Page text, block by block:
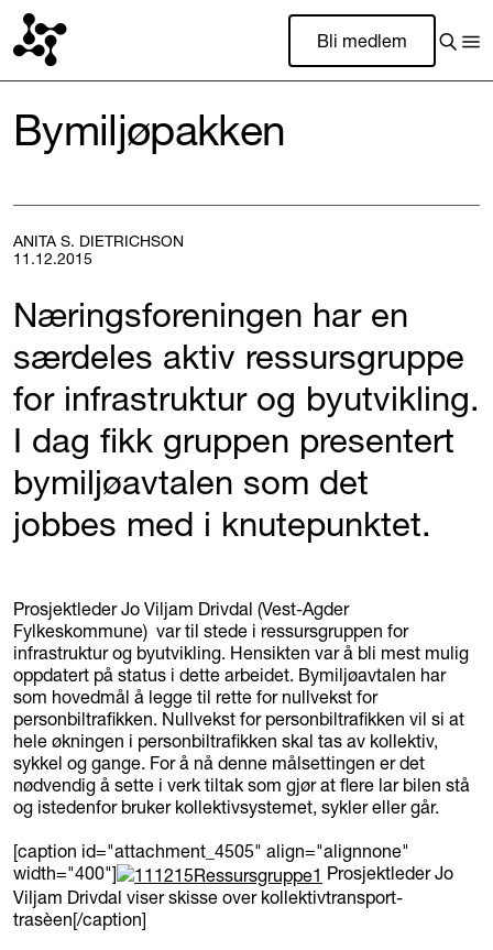
Bli medlem
Bymiljøpakken
ANITA S. DIETRICHSON
11.12.2015
Næringsforeningen har en
særdeles aktiv ressursgruppe
for infrastruktur og byutvikling.
I dag fikk gruppen presentert
bymiljøavtalen som det
jobbes med i knutepunktet.
Prosjektleder Jo Viljam Drivdal (Vest-Agder
Fylkeskommune) var til stede i ressursgruppen for
infrastruktur og byutvikling. Hensikten var å bli mest mulig
oppdatert på status i dette arbeidet. Bymiljøavtalen har
som hovedmål å legge til rette for nullvekst for
personbiltrafikken. Nullvekst for personbiltrafikken vil si at
hele økningen i personbiltrafikken skal tas av kollektiv,
sykkel og gange. For å nå denne målsettingen er det
nødvendig å sette i verk tiltak som gjør at flere lar bilen stå
og istedenfor bruker kollektivsystemet, sykler eller går.
[caption id="attachment_4505" align="alignnone"
width="400"]
Prosjektleder Jo
Viljam Drivdal viser skisse over kollektivtransport-
trasèen[/caption]